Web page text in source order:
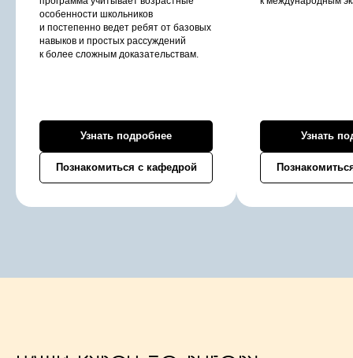
особенности школьников
и постепенно ведет ребят от базовых
навыков и простых рассуждений
к более сложным доказательствам.
Узнать подробнее
Познакомиться с кафедрой
Узнать
Чтобы увидеть планировку будущего учебного